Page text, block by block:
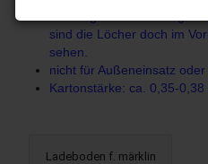
sind die Löcher doch im
sehen.
nicht für Außeneinsatz
Kartonstärke: ca. 0,35-0,38
Ladeboden f. märklin